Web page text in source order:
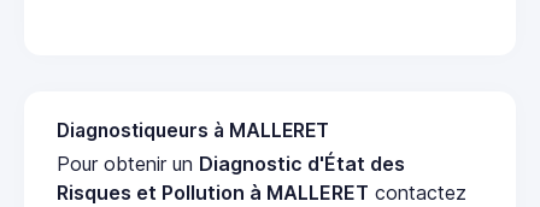
Diagnostiqueurs à MALLERET
Pour obtenir un Diagnostic d'État des
Risques et Pollution à MALLERET contactez